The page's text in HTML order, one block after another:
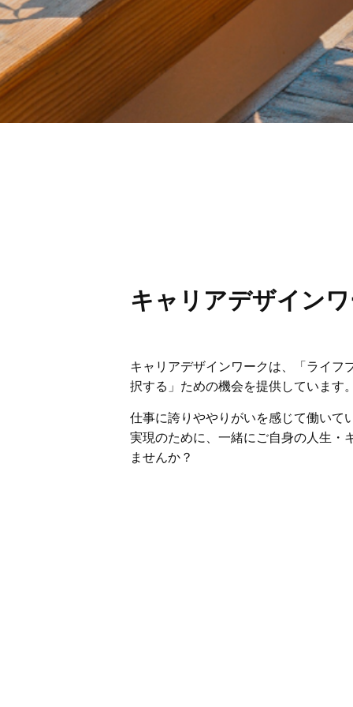
キャリアデザイン
キャリアデザインワークは、「ライフ
択する」ための機会を提供しています
仕事に誇りややりがいを感じて働いて
実現のために、一緒にご自身の人生・
ませんか？